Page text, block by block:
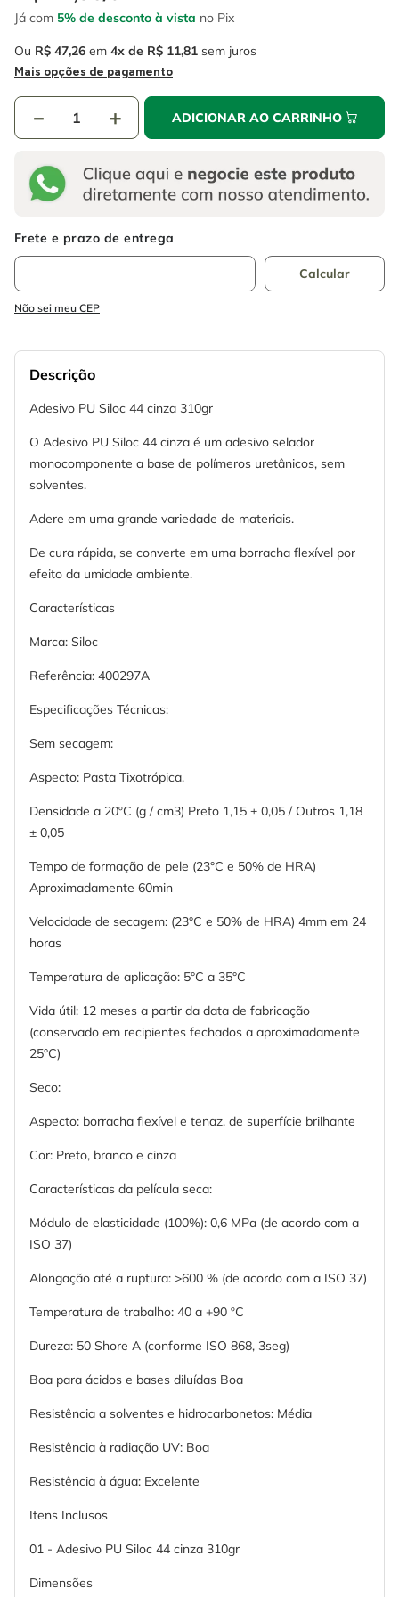
Já com 5% de desconto à vista no Pix
Ou R$ 47,26 em 4 R$ 11,81 sem juros
Mais opções de pagamento
＋
－ ADICIONAR AO CARRINHO
Não sei meu CEP
Descrição
Adesivo PU Siloc 44 cinza 310gr
O Adesivo PU Siloc 44 cinza é um adesivo selador
monocomponente a base de polímeros uretânicos, sem
solventes.
Adere em uma grande variedade de materiais.
De cura rápida, se converte em uma borracha flexível por
efeito da umidade ambiente.
Características
Marca: Siloc
Referência: 400297A
Especificações Técnicas:
Sem secagem:
Aspecto: Pasta Tixotrópica.
Densidade a 20ºC (g / cm3) Preto 1,15 ± 0,05 / Outros 1,18
± 0,05
Tempo de formação de pele (23°C e 50% de HRA)
Aproximadamente 60min
Velocidade de secagem: (23°C e 50% de HRA) 4mm em 24
horas
Temperatura de aplicação: 5°C a 35°C
Vida útil: 12 meses a partir da data de fabricação
(conservado em recipientes fechados a aproximadamente
25°C)
Seco:
Aspecto: borracha flexível e tenaz, de superfície brilhante
Cor: Preto, branco e cinza
Características da película seca:
Módulo de elasticidade (100%): 0,6 MPa (de acordo com a
ISO 37)
Alongação até a ruptura: >600 % (de acordo com a ISO 37)
Temperatura de trabalho: 40 a +90 ºC
Dureza: 50 Shore A (conforme ISO 868, 3seg)
Boa para ácidos e bases diluídas Boa
Resistência a solventes e hidrocarbonetos: Média
Resistência à radiação UV: Boa
Resistência à água: Excelente
Itens Inclusos
01 - Adesivo PU Siloc 44 cinza 310gr
Dimensões
7º chave impacto
8º disco corte
cabo flexivel
º escada
º fio
disco corte
cabo flexivel